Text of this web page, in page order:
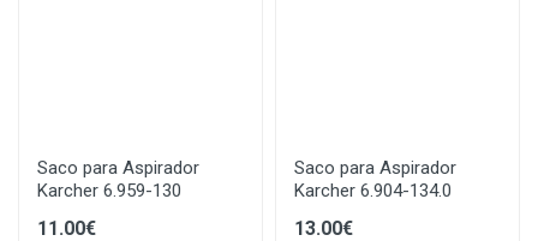
Saco para Aspirador
Karcher 6.959-130
11.00€
Saco para Aspirador
Karcher 6.904-134.0
13.00€